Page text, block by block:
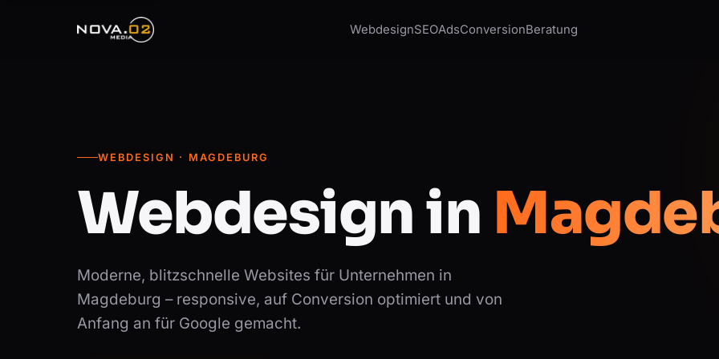
WebdesignSEOAdsConversionBeratung
WEBDESIGN · MAGDEBURG
Webdesign in
Moderne, blitzschnelle Websites für Unternehmen in
Magdeburg – responsive, auf Conversion optimiert und von
Anfang an für Google gemacht.